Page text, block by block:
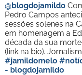
@blogdojamildo
Pedro Campos
sessões solenes na
em homenagem a
década da sua
(link na bio).
#jamildomelo
- blogdojamildo